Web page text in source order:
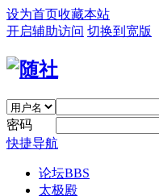
设为首页收藏本站
开启辅助访问 切换到宽版
密码
快捷导航
论坛BBS
太极殿